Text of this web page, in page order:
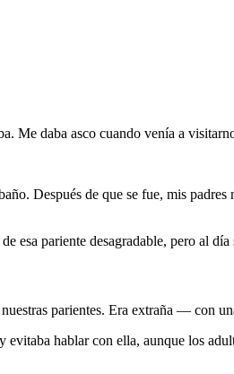
Me daba asco cuando venía a
Después de que se fue, mis
esa pariente desagradable, pero al
parientes. Era extraña — con
hablar con ella, aunque los